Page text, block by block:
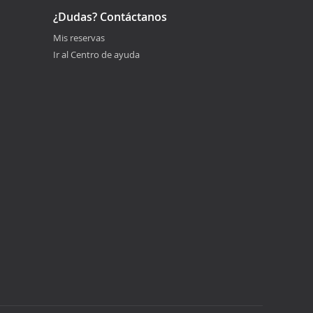
¿Dudas? Contáctanos
Mis reservas
Ir al Centro de ayuda